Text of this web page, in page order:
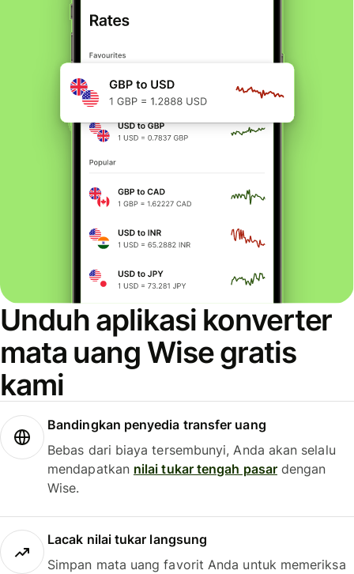
Unduh aplikasi konverter
mata uang Wise gratis
kami
Bandingkan penyedia transfer uang
Bebas dari biaya tersembunyi, Anda akan selalu
mendapatkan nilai tukar tengah pasardengan
Wise.
Lacak nilai tukar langsung
Simpan mata uang favorit Anda untuk memeriksa